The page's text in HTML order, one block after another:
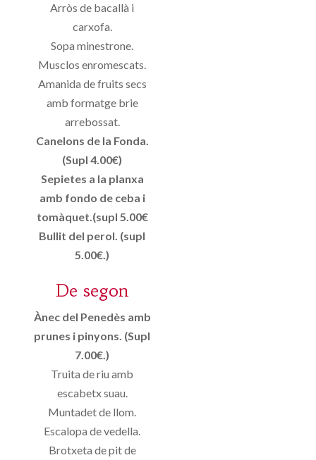
Arròs de bacallà i
carxofa.
Sopa minestrone.
Musclos enromescats.
Amanida de fruits secs
amb formatge brie
arrebossat.
Canelons de la Fonda.
(Supl 4.00€)
Sepietes a la planxa
amb fondo de ceba i
tomàquet.(supl 5.00€
Bullit del perol. (supl
5.00€.)
De segon
Ànec del Penedès amb
prunes i pinyons. (Supl
7.00€.)
Truita de riu amb
escabetx suau.
Muntadet de llom.
Escalopa de vedella.
Brotxeta de pit de